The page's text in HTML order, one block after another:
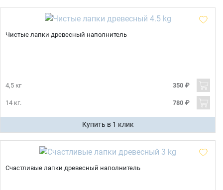
Чистые лапки древесный наполнитель
4,5 кг 350 ₽
14 кг. 780 ₽
Купить в 1 клик
Счастливые лапки древесный наполнитель